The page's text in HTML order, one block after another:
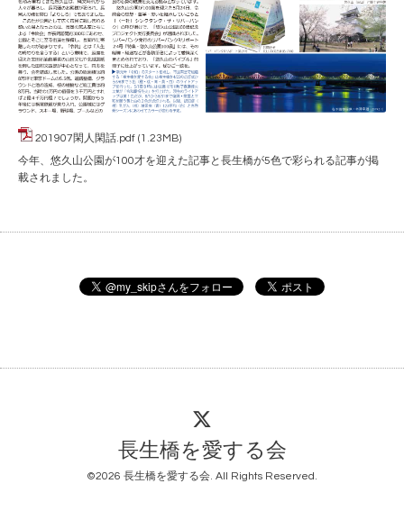
201907閑人閑話.pdf (1.23MB)
今年、悠久山公園が100才を迎えた記事と長生橋が5色で彩られる記事が掲
載されました。
長生橋を愛する会
©2026 長生橋を愛する会. All Rights Reserved.